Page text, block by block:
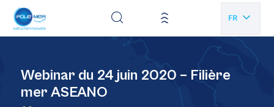
FR
Webinar du 24 juin 2020 – Filière
mer ASEANO
Panneau de gestion des cookies